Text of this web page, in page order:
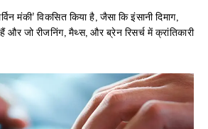
मंकी’ विकसित किया है, जैसा कि इंसानी दिमाग,
और जो रीजनिंग, मैथ्स, और ब्रेन रिसर्च में क्रांतिकारी